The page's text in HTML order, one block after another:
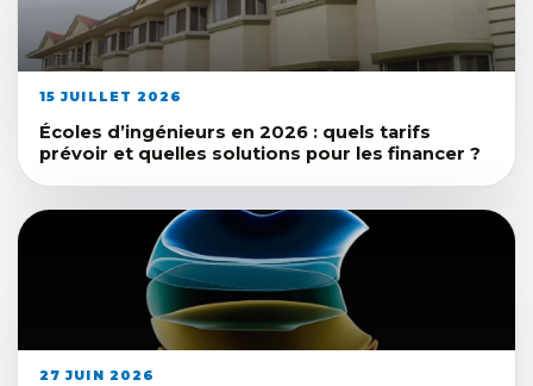
15 JUILLET 2026
Écoles d’ingénieurs en 2026 : quels tarifs
prévoir et quelles solutions pour les financer ?
27 JUIN 2026